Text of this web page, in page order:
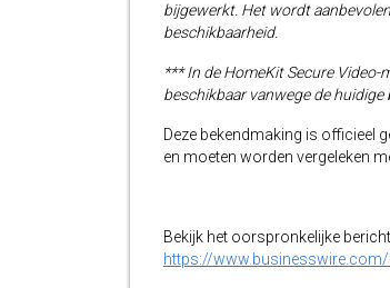
bijgewerkt. Het wordt
beschikbaarheid.
*** In de HomeKit Secure
beschikbaar vanwege de
Deze bekendmaking is officieel
en moeten worden vergeleken
Bekijk het oorspronkelijke
https://